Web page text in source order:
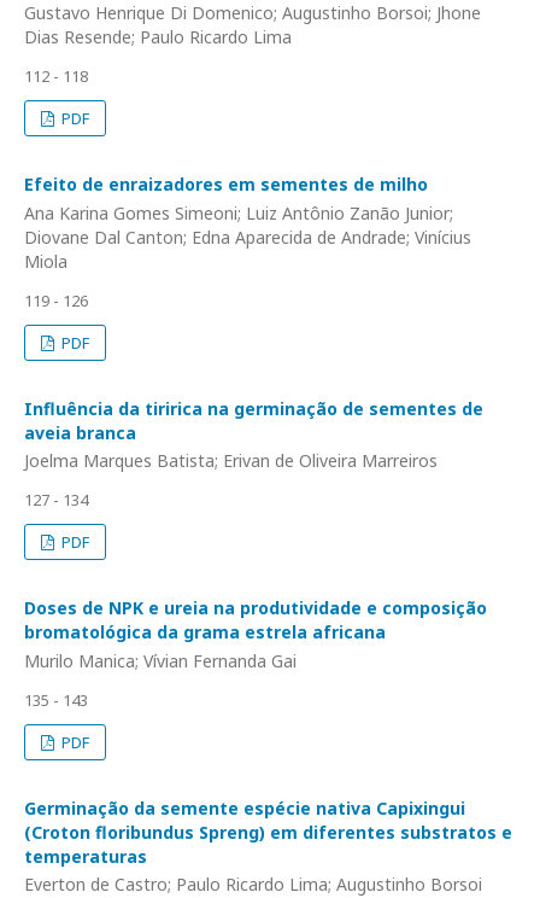
Gustavo Henrique Di Domenico; Augustinho Borsoi; Jhone
Dias Resende; Paulo Ricardo Lima
112 - 118
PDF
Efeito de enraizadores em sementes de milho
Ana Karina Gomes Simeoni; Luiz Antônio Zanão Junior;
Diovane Dal Canton; Edna Aparecida de Andrade; Vinícius
Miola
119 - 126
PDF
Influência da tiririca na germinação de sementes de
aveia branca
Joelma Marques Batista; Erivan de Oliveira Marreiros
127 - 134
PDF
Doses de NPK e ureia na produtividade e composição
bromatológica da grama estrela africana
Murilo Manica; Vívian Fernanda Gai
135 - 143
PDF
Germinação da semente espécie nativa Capixingui
(Croton floribundus Spreng) em diferentes substratos e
temperaturas
Everton de Castro; Paulo Ricardo Lima; Augustinho Borsoi